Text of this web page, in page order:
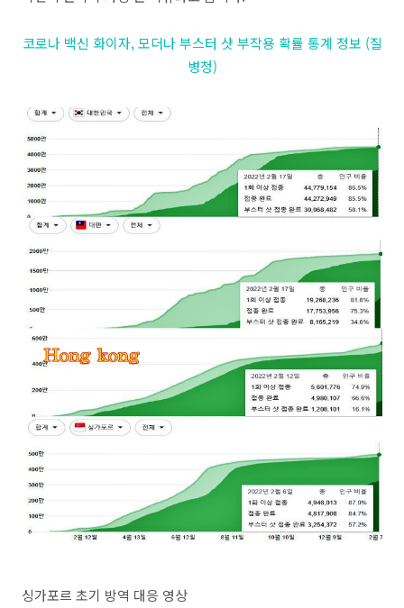
코로나 백신 화이자, 모더나 부스터 샷 부작용 확률 통계 정보 (질
병청)
싱가포르 초기 방역 대응 영상